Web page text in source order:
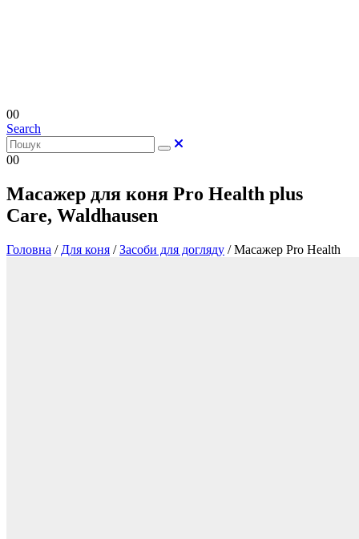
00
Search
00
Масажер для коня Pro Health plus
Care, Waldhausen
Головна / Для коня /Засоби для догляду /Масажер Pro Health